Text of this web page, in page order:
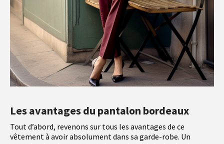
Les avantages du pantalon bordeaux
Tout d’abord, revenons sur tous les avantages de ce
vêtement à avoir absolument dans sa garde-robe. Un